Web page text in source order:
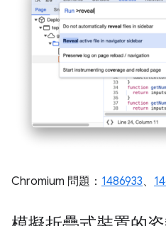
Chromium 問題： 1486933、